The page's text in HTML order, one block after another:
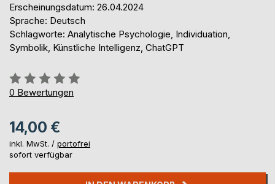
Erscheinungsdatum: 26.04.2024
Sprache: Deutsch
Schlagworte: Analytische Psychologie, Individuation,
Symbolik, Künstliche Intelligenz, ChatGPT
Bewertung::
0%
0 Bewertungen
14,00 €
inkl. MwSt. / portofrei
sofort verfügbar